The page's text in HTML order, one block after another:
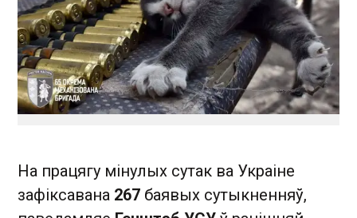
На працягу мінулых сутак ва Украіне
зафіксавана 267 баявых сутыкненняў,